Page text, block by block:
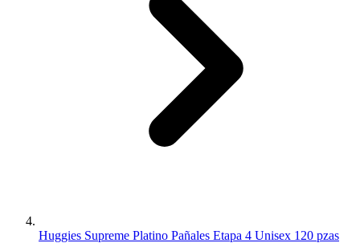
Huggies Supreme Platino Pañales Etapa 4 Unisex 120 pzas